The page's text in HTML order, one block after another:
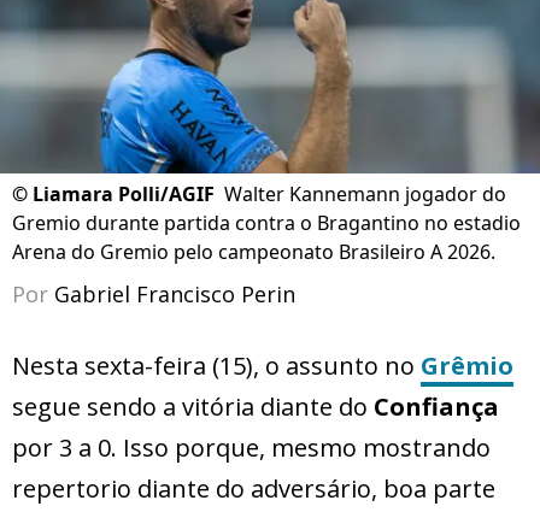
© Liamara Polli/AGIF Walter Kannemann jogador do
Gremio durante partida contra o Bragantino no estadio
Arena do Gremio pelo campeonato Brasileiro A 2026.
Por Gabriel Francisco Perin
Nesta sexta-feira (15), o assunto no Grêmio
segue sendo a vitória diante do Confiança
por 3 a 0. Isso porque, mesmo mostrando
repertorio diante do adversário, boa parte